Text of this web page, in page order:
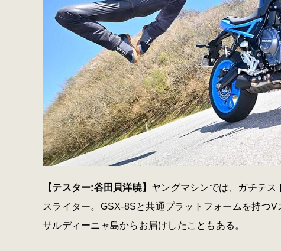
【テスター:谷田貝洋暁】 ヤングマシンでは、ガチテ
スライター。GSX-8Sと共通プラットフォームを持つ
サルディーニャ島からお届けしたこともある。